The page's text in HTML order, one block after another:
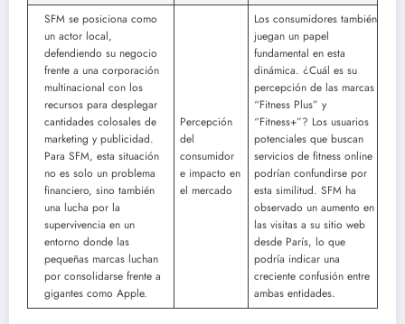
SFM se posiciona como
un actor local,
defendiendo su negocio
frente a una corporación
multinacional con los
recursos para desplegar
cantidades colosales de
marketing y publicidad.
Para SFM, esta situación
no es solo un problema
financiero, sino también
una lucha por la
supervivencia en un
entorno donde las
pequeñas marcas luchan
por consolidarse frente a
gigantes como Apple.
Percepción
del
consumidor
e impacto en
el mercado
Los consumidores también
juegan un papel
fundamental en esta
dinámica. ¿Cuál es su
percepción de las marcas
“Fitness Plus” y
“Fitness+”? Los usuarios
potenciales que buscan
servicios de fitness online
podrían confundirse por
esta similitud. SFM ha
observado un aumento en
las visitas a su sitio web
desde París, lo que
podría indicar una
creciente confusión entre
ambas entidades.